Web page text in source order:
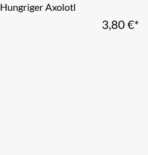
Hungriger Axolotl
3,80€*